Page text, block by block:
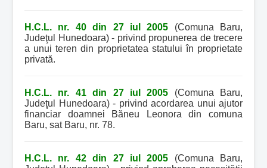
H.C.L. nr. 40 din 27 iul 2005 (Comuna Baru,
Judeţul Hunedoara) - privind propunerea de trecere
a unui teren din proprietatea statului în proprietate
privată.
H.C.L. nr. 41 din 27 iul 2005 (Comuna Baru,
Judeţul Hunedoara) - privind acordarea unui ajutor
financiar doamnei Băneu Leonora din comuna
Baru, sat Baru, nr. 78.
H.C.L. nr. 42 din 27 iul 2005 (Comuna Baru,